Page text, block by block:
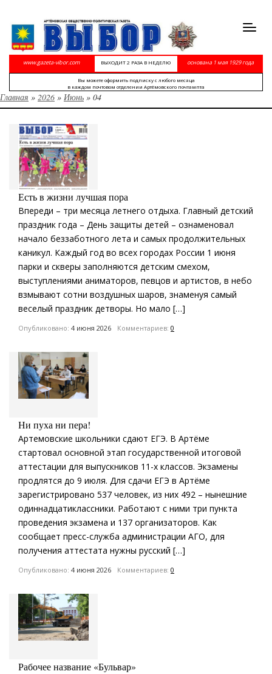
www.gazeta-vibor.com ВЫХОДИТ 2 РАЗА В НЕДЕЛЮ основана 1 мая 1929 года
Вы можете оформить подписку с любого месяца
в каждом почтовом отделении Артёмовского почтампта
Главная » 2026 » Июнь » 04
Есть в жизни лучшая пора
Впереди – три месяца летнего отдыха. Главный детский
праздник года – День защиты детей – ознаменовал
начало беззаботного лета и самых продолжительных
каникул. Каждый год во всех городах России 1 июня
парки и скверы заполняются детским смехом,
выступлениями аниматоров, певцов и артистов, в небо
взмывают сотни воздушных шаров, знаменуя самый
веселый праздник детворы. Но мало […]
Опубликовано: 4 июня 2026 Комментариев: 0
Ни пуха ни пера!
Артемовские школьники сдают ЕГЭ. В Артёме
стартовал основной этап государственной итоговой
аттестации для выпускников 11-х классов. Экзамены
продлятся до 9 июля. Для сдачи ЕГЭ в Артёме
зарегистрировано 537 человек, из них 492 – нынешние
одиннадцатиклассники. Работают с ними три пункта
проведения экзамена и 137 организаторов. Как
сообщает пресс-служба администрации АГО, для
получения аттестата нужны русский […]
Опубликовано: 4 июня 2026 Комментариев: 0
Рабочее название «Бульвар»